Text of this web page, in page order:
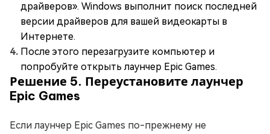
драйверов». Windows выполнит поиск последней
версии драйверов для вашей видеокарты в
Интернете.
После этого перезагрузите компьютер и
попробуйте открыть лаунчер Epic Games.
Решение 5. Переустановите лаунчер
Epic Games
Если лаунчер Epic Games по-прежнему не